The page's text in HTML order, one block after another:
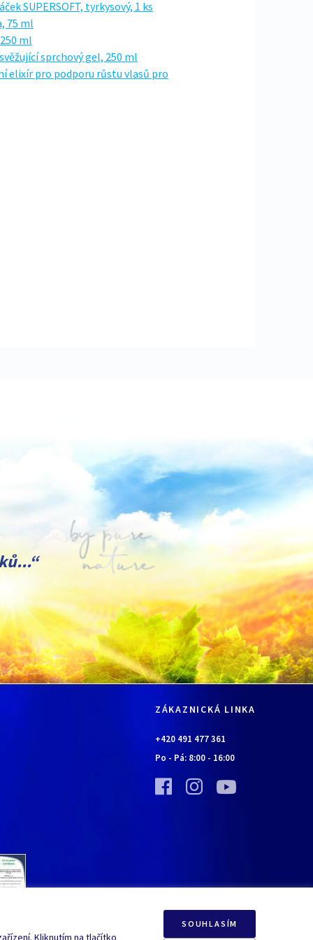
SUPERSOFT, tyrkysový, 1 ks
75 ml
ml
sprchový gel, 250 ml
elixír pro podporu růstu vlasů pro
ZÁKAZNICKÁ LINKA
+420 491 477 361
Po - Pá: 8:00- 16:00
Kliknutím na tlačítko
SOUHLASÍM